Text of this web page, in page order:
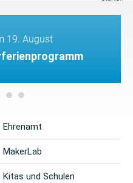
19. August
Ehrenamt
MakerLab
Kitas und Schulen